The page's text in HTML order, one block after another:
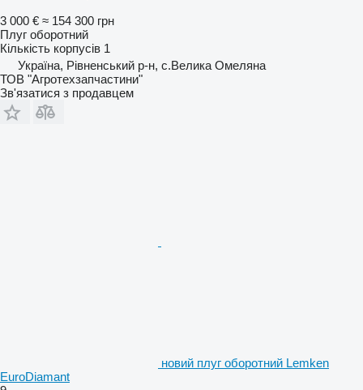
3 000 € ≈ 154 300 грн
Плуг оборотний
Кількість корпусів 1
Україна, Рівненський р-н, с.Велика Омеляна
ТОВ "Агротехзапчастини"
Зв'язатися з продавцем
новий плуг оборотний Lemken
EuroDiamant